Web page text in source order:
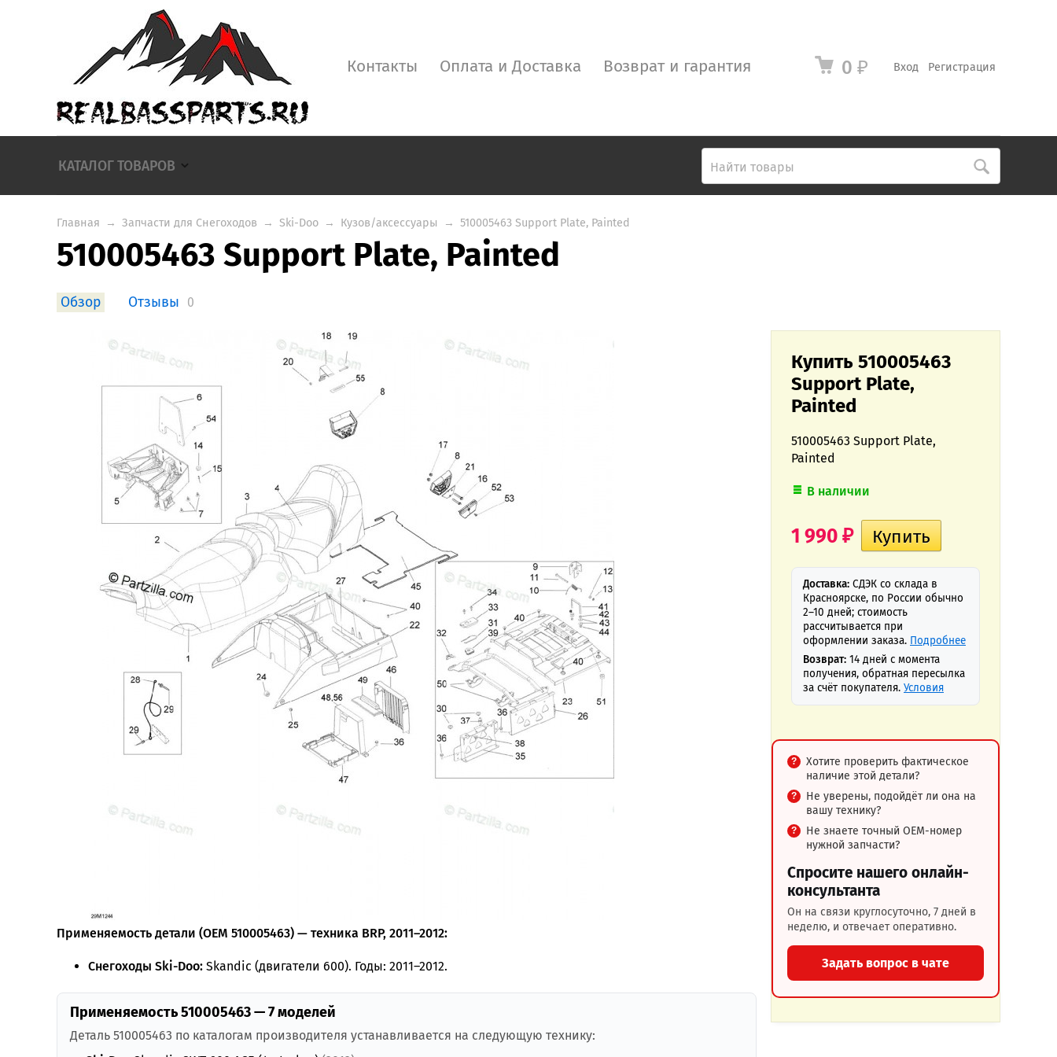
Вход Регистрация
0 ₽
Контакты Оплата и Доставка Возврат и гарантия
КАТАЛОГ ТОВАРОВ
Главная → Запчасти для Снегоходов → Ski-Doo → Кузов/аксессуары → 510005463 Support Plate, Painted
510005463 Support Plate, Painted
Обзор Отзывы 0
Купить 510005463
Support Plate,
Painted
510005463 Support Plate,
Painted
В наличии
1 990 ₽
Доставка: СДЭК со склада в
Красноярске, по России обычно
2–10 дней; стоимость
рассчитывается при
оформлении заказа. Подробнее
Возврат: 14 дней с момента
получения, обратная пересылка
за счёт покупателя. Условия
Хотите проверить фактическое
наличие этой детали?
Не уверены, подойдёт ли она на
вашу технику?
Не знаете точный OEM-номер
нужной запчасти?
Спросите нашего онлайн-
консультанта
Он на связи круглосуточно, 7 дней в
неделю, и отвечает оперативно.
Задать вопрос в чате
Применяемость детали (OEM 510005463) — техника BRP, 2011–2012:
Снегоходы Ski-Doo: Skandic (двигатели 600). Годы: 2011–2012.
Применяемость 510005463 — 7 моделей
Деталь 510005463 по каталогам производителя устанавливается на следующую технику: